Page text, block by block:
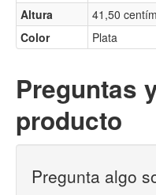
Altura
41,50
Color
Plata
Preguntas
producto
Pregunta algo